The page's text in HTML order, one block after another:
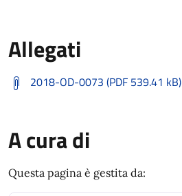
Allegati
2018-OD-0073 (PDF 539.41 kB)
A cura di
Questa pagina è gestita da: